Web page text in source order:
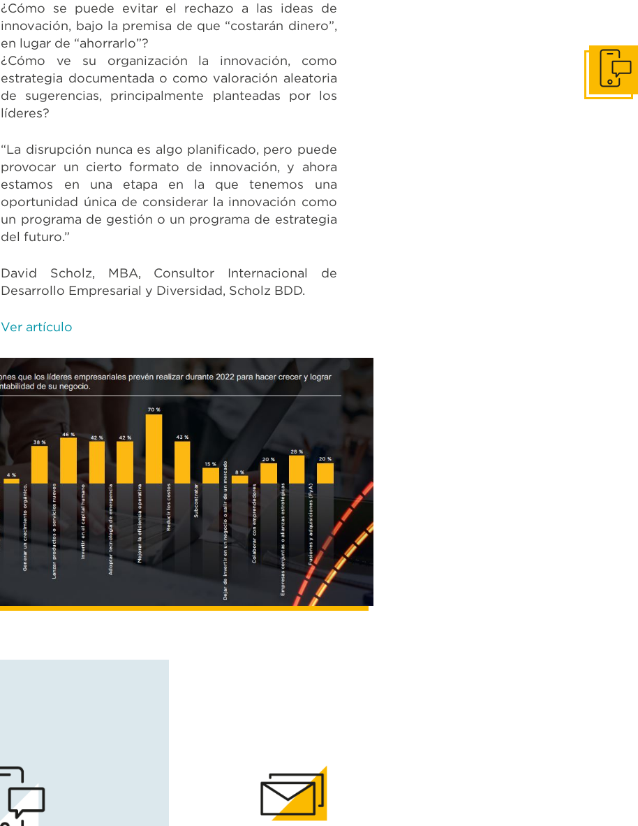
¿Cómo se puede evitar el rechazo a las ideas de
innovación, bajo la premisa de que “costarán dinero”,
en lugar de “ahorrarlo”?
¿Cómo ve su organización la innovación, como
estrategia documentada o como valoración aleatoria
de sugerencias, principalmente planteadas por los
líderes?
“La disrupción nunca es algo planificado, pero puede
provocar un cierto formato de innovación, y ahora
estamos en una etapa en la que tenemos una
oportunidad única de considerar la innovación como
un programa de gestión o un programa de estrategia
del futuro.”
David Scholz, MBA, Consultor Internacional de
Desarrollo Empresarial y Diversidad, Scholz BDD.
Ver artículo